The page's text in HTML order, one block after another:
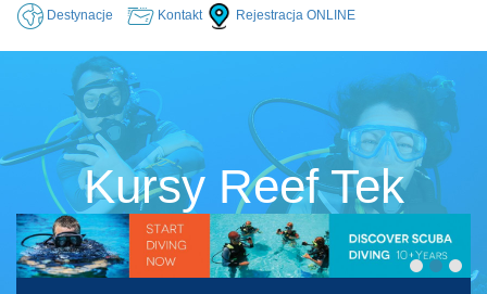
Destynacje Kontakt Rejestracja ONLINE
Kursy Reef Tek